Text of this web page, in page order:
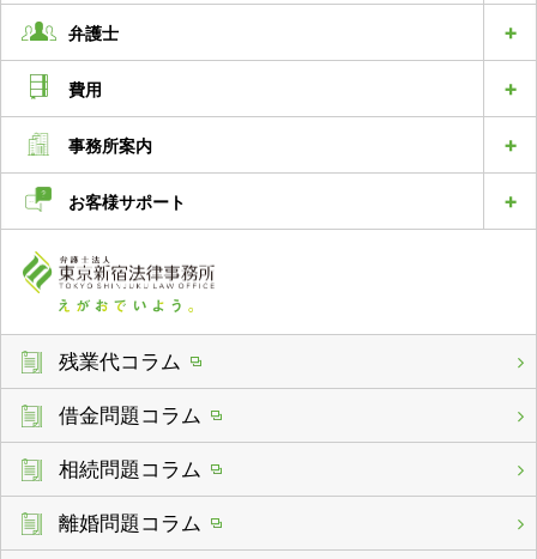
弁護士
費用
事務所案内
お客様サポート
残業代コラム
借金問題コラム
相続問題コラム
離婚問題コラム